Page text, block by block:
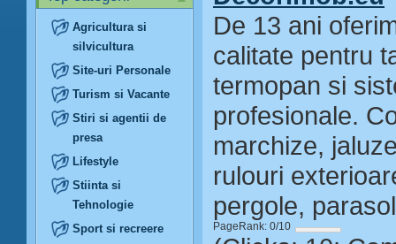
Agricultura si
silvicultura
Site-uri Personale
Turism si Vacante
Stiri si agentii de
presa
Lifestyle
Stiinta si
Tehnologie
Sport si recreere
De 13 ani
calitate pentru
termopan si
profesionale.
marchize,
rulouri
pergole,
PageRank: 0/10